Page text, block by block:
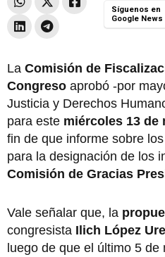
Síguenos en
Google News
La Comisión de
Congreso aprobó -por
Justicia y Derechos
para este miércoles 13 de
fin de que informe sobre
para la designación de los
Comisión de Gracias
Vale señalar que, la
congresista Ilich López
luego de que el último 5 de